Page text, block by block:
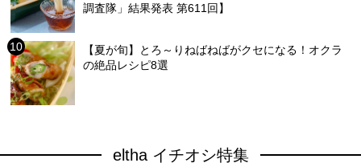
調査隊」結果発表 第611回】
【夏が旬】とろ～りねばねばがクセになる！オクラ
の絶品レシピ8選
eltha イチオシ特集